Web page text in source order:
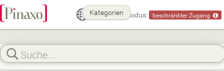
Demomodus: beschränkter Zugang
Kategorien